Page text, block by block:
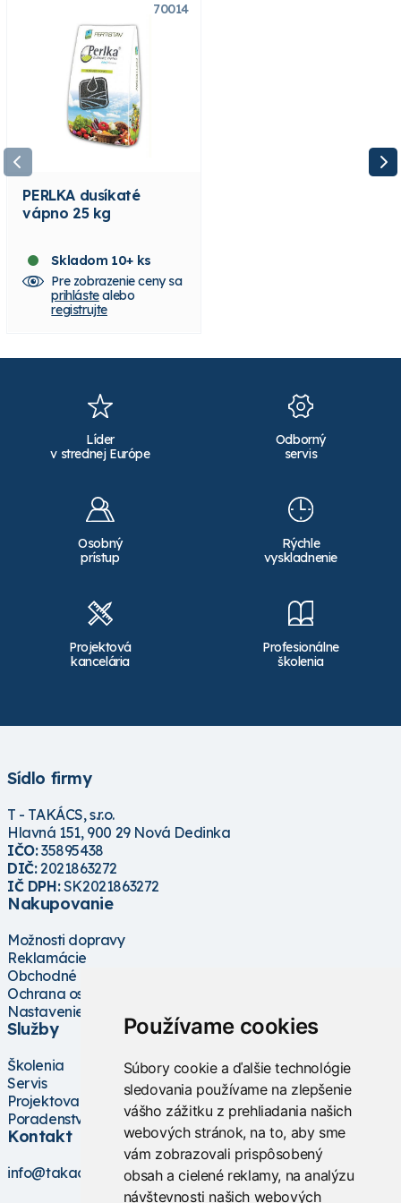
Používame cookies
Súbory cookie a ďalšie technológie
sledovania používame na zlepšenie
vášho zážitku z prehliadania našich
webových stránok, na to, aby sme
vám zobrazovali prispôsobený
obsah a cielené reklamy, na analýzu
návštevnosti našich webových
70014
PERLKA dusíkaté
vápno 25 kg
Skladom 10+ ks
Pre zobrazenie ceny sa
prihlástealebo
registrujte
Líder
v strednej Európe
Odborný
servis
Osobný
prístup
Rýchle
vyskladnenie
Projektová
kancelária
Profesionálne
školenia
Sídlo firmy
T - TAKÁCS, s.r.o.
Hlavná 151, 900 29 Nová Dedinka
IČO:35895438
DIČ:2021863272
IČ DPH:SK2021863272
Nakupovanie
Možnosti dopravy
Reklamácie
Obchodné podmienky
Ochrana osobných údajov
Nastavenie cookies
Služby
Školenia
Servis
Projektovanie
Poradenstvo
Kontakt
info@takacs.sk